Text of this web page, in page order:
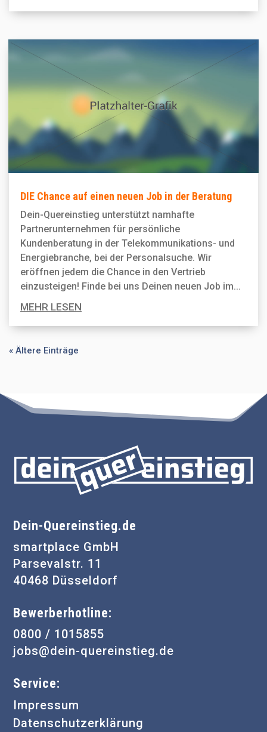
DIE Chance auf einen neuen Job in der Beratung
Dein-Quereinstieg unterstützt namhafte
Partnerunternehmen für persönliche
Kundenberatung in der Telekommunikations- und
Energiebranche, bei der Personal­suche. Wir
eröffnen jedem die Chance in den Vertrieb
einzusteigen! Finde bei uns Deinen neuen Job im...
MEHR LESEN
« Ältere Einträge
Dein-Quereinstieg.de
smartplace GmbH
Parsevalstr. 11
40468 Düsseldorf
Bewerberhotline:
0800 / 1015855
jobs@dein-quereinstieg.de
Service:
Impressum
Datenschutzerklärung